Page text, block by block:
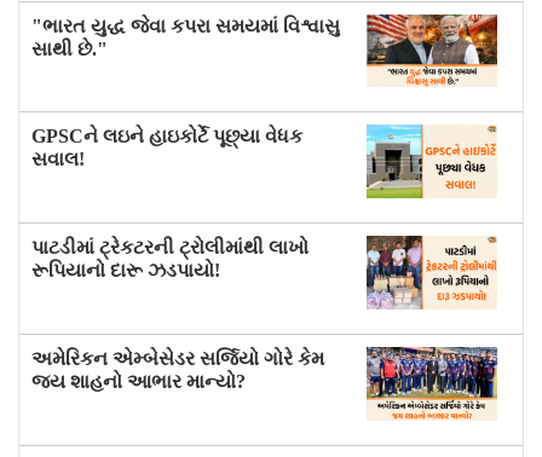
"ભારત યુદ્ધ જેવા કપરા સમયમાં વિશ્વાસુ
સાથી છે."
GPSCને લઇને હાઇકોર્ટે પૂછ્યા વેધક
સવાલ!
પાટડીમાં ટ્રેકટરની ટ્રોલીમાંથી લાખો
રૂપિયાનો દારૂ ઝડપાયો!
અમેરિકન એમ્બેસેડર સર્જિયો ગોરે કેમ
જય શાહનો આભાર માન્યો?